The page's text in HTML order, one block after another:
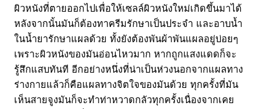
ผิวหนังที่ตายออกไปเพื่อให้เซลล์ผิวหนังใหม่เกิดขึ้นมาได้
หลังจากนั้นมันก็ต้องทาครีมรักษาเป็นประจำ และอาบน้ำ
ในน้ำยารักษาแผลด้วย ทั้งยังต้องพันผ้าพันแผลอยู่บ่อยๆ
เพราะผิวหนังของมันอ่อนไหวมาก หากถูกแสงแดดก็จะ
รู้สึกแสบทันที อีกอย่างหนึ่งที่น่าเป็นห่วงนอกจากแผลทาง
ร่างกายแล้วก็คือแผลทางจิตใจของมันด้วย ทุกครั้งที่มัน
เห็นสายจูงมันก็จะทำท่าหวาดกลัวทุกครั้งเนื่องจากเคย